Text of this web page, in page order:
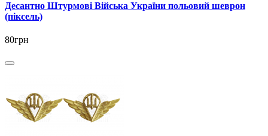
Десантно Штурмові Війська України польовий шеврон
(піксель)
80грн